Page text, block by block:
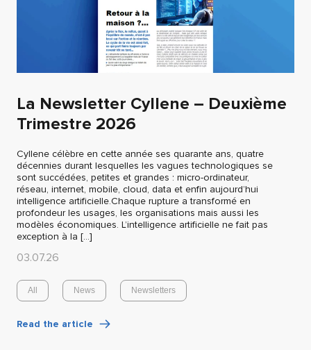
La Newsletter Cyllene – Deuxième
Trimestre 2026
Cyllene célèbre en cette année ses quarante ans, quatre
décennies durant lesquelles les vagues technologiques se
sont succédées, petites et grandes : micro-ordinateur,
réseau, internet, mobile, cloud, data et enfin aujourd’hui
intelligence artificielle.Chaque rupture a transformé en
profondeur les usages, les organisations mais aussi les
modèles économiques. L’intelligence artificielle ne fait pas
exception à la […]
03.07.26
All News Newsletters
Read the article